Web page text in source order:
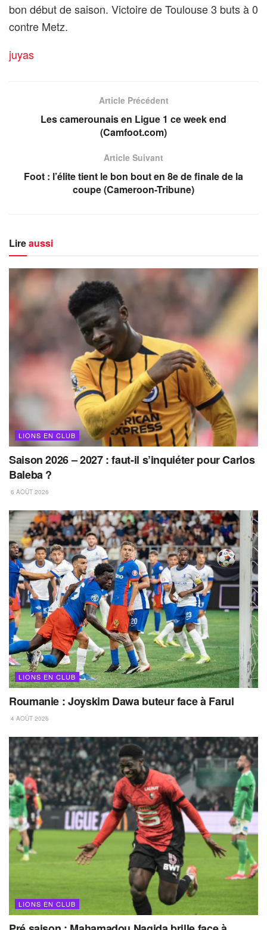
bon début de saison. Victoire de Toulouse 3 buts à 0
contre Metz.
juyas
Article Précédent
Les camerounais en Ligue 1 ce week end
(Camfoot.com)
Article Suivant
Foot : l’élite tient le bon bout en 8e de finale de la
coupe (Cameroon-Tribune)
Lireaussi
LIONS EN CLUB
Saison 2026 – 2027 : faut-il s’inquiéter pour Carlos
Baleba ?
6 AOÛT 2026
LIONS EN CLUB
Roumanie : Joyskim Dawa buteur face à Farul
4 AOÛT 2026
LIONS EN CLUB